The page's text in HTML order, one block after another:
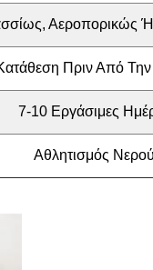
Αεροπορικώς
Πριν Από
7-10 Εργάσιμες
Αθλητισμός Νερού